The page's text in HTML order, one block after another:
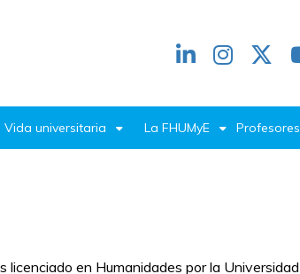
Redes
header
Vida universitaria La FHUMyE Profesores
licenciado en Humanidades por la